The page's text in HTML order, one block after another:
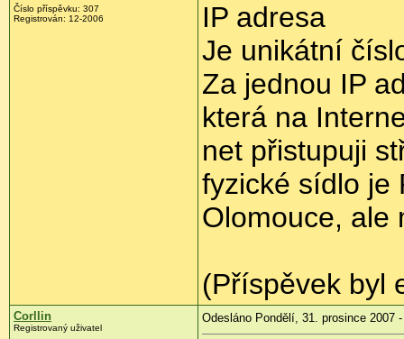
Číslo příspěvku: 307
Registrován: 12-2006
IP adresa
Je unikátní
Za jednou IP
která na
net přistupuji
fyzické sídlo je
Olomouce, ale
(Příspěvek byl
Corllin
Registrovaný uživatel
Odesláno Pondělí, 31. prosince 2007 -